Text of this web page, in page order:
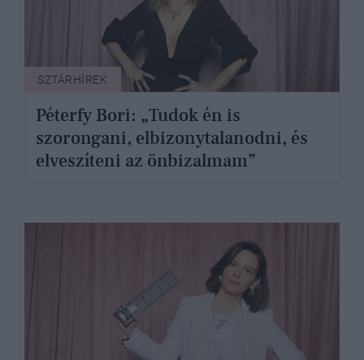
SZTÁRHÍREK
Péterfy Bori: „Tudok én is
szorongani, elbizonytalanodni, és
elveszíteni az önbizalmam”